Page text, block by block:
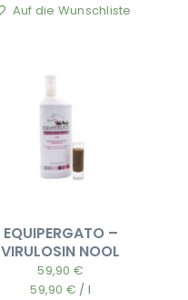
Auf die Wunschliste
EQUIPERGATO –
VIRULOSIN NOOL
59,90 €
59,90 € / l